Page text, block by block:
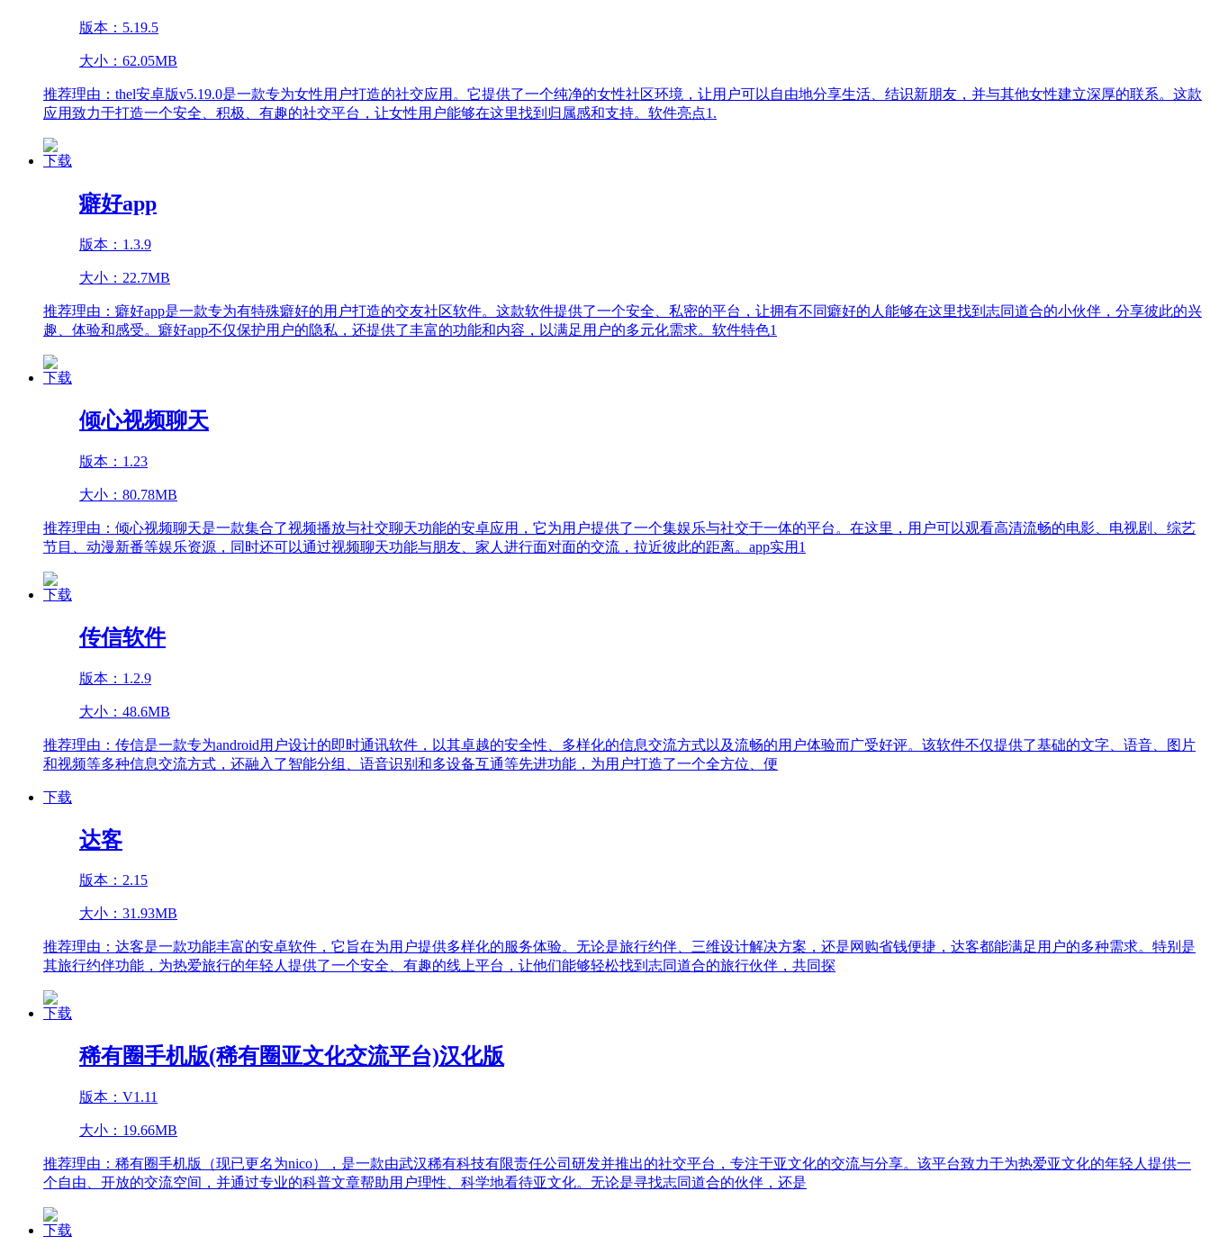
版本：5.19.5
大小：62.05MB
推荐理由： thel安卓版v5.19.0是一款专为女性用户打造的社交应用。它提供了一个纯净的女性社区环境，让用户可以自由地分享生活、结识新朋友，并与其他女性建立深厚的联系。这款
应用致力于打造一个安全、积极、有趣的社交平台，让女性用户能够在这里找到归属感和支持。软件亮点1.
下载
癖好app
版本：1.3.9
大小：22.7MB
推荐理由： 癖好app是一款专为有特殊癖好的用户打造的交友社区软件。这款软件提供了一个安全、私密的平台，让拥有不同癖好的人能够在这里找到志同道合的小伙伴，分享彼此的兴
趣、体验和感受。癖好app不仅保护用户的隐私，还提供了丰富的功能和内容，以满足用户的多元化需求。软件特色1
下载
倾心视频聊天
版本：1.23
大小：80.78MB
推荐理由： 倾心视频聊天是一款集合了视频播放与社交聊天功能的安卓应用，它为用户提供了一个集娱乐与社交于一体的平台。在这里，用户可以观看高清流畅的电影、电视剧、综艺
节目、动漫新番等娱乐资源，同时还可以通过视频聊天功能与朋友、家人进行面对面的交流，拉近彼此的距离。app实用1
下载
传信软件
版本：1.2.9
大小：48.6MB
推荐理由： 传信是一款专为android用户设计的即时通讯软件，以其卓越的安全性、多样化的信息交流方式以及流畅的用户体验而广受好评。该软件不仅提供了基础的文字、语音、图片
和视频等多种信息交流方式，还融入了智能分组、语音识别和多设备互通等先进功能，为用户打造了一个全方位、便
下载
达客
版本：2.15
大小：31.93MB
推荐理由： 达客是一款功能丰富的安卓软件，它旨在为用户提供多样化的服务体验。无论是旅行约伴、三维设计解决方案，还是网购省钱便捷，达客都能满足用户的多种需求。特别是
其旅行约伴功能，为热爱旅行的年轻人提供了一个安全、有趣的线上平台，让他们能够轻松找到志同道合的旅行伙伴，共同探
下载
稀有圈手机版(稀有圈亚文化交流平台)汉化版
版本：V1.11
大小：19.66MB
推荐理由： 稀有圈手机版（现已更名为nico），是一款由武汉稀有科技有限责任公司研发并推出的社交平台，专注于亚文化的交流与分享。该平台致力于为热爱亚文化的年轻人提供一
个自由、开放的交流空间，并通过专业的科普文章帮助用户理性、科学地看待亚文化。无论是寻找志同道合的伙伴，还是
下载